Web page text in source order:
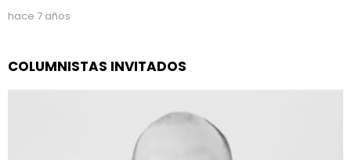
hace 7 años
COLUMNISTAS INVITADOS